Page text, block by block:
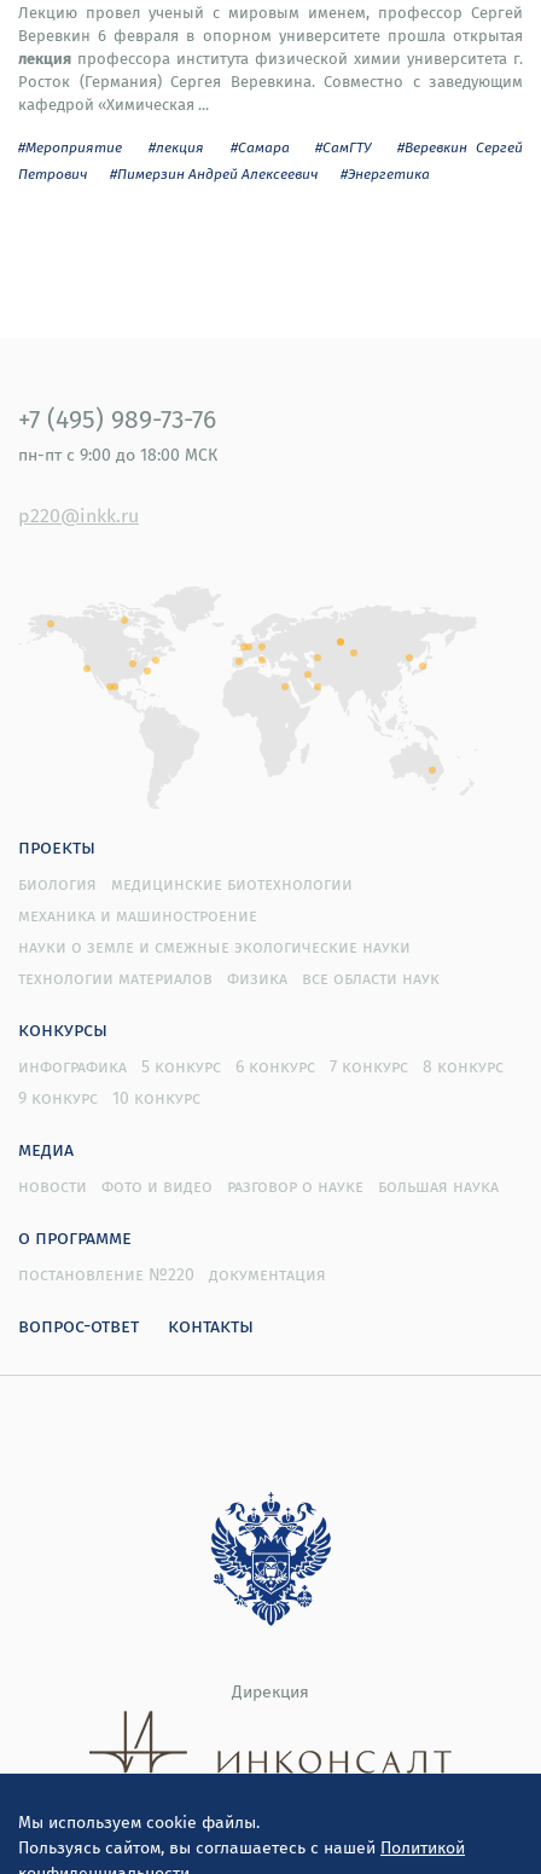
Мы используем cookie файлы.
Пользуясь сайтом, вы соглашаетесь с нашей Политикой
Лекцию провел ученый с мировым именем, профессор Сергей
Веревкин 6 февраля в опорном университете прошла открытая
лекция профессора института физической химии университета г.
Росток (Германия) Сергея Веревкина. Совместно с заведующим
кафедрой «Химическая ...
#Мероприятие #лекция #Самара #СамГТУ
#Веревкин Сергей
Петрович
#Пимерзин Андрей Алексеевич #Энергетика
+7 (495) 989-73-76
пн-пт с 9:00 до 18:00 МСК
p220@inkk.ru
проекты
биология
медицинские биотехнологии
механика и машиностроение
науки о земле и смежные экологические науки
технологии материалов
физика все области наук
конкурсы
инфографика 5 конкурс 6 конкурс 7 конкурс
8 конкурс
9 конкурс
10 конкурс
медиа
новости фото и видео разговор о науке большая наука
о программе
постановление №220 документация
вопрос-ответ контакты
Дирекция